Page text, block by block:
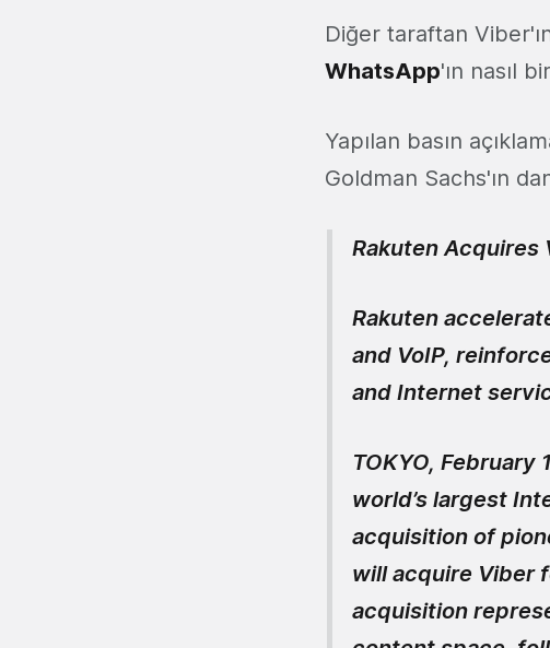
Diğer taraftan
WhatsApp'ın nasıl
Yapılan basın
Goldman Sachs'ın
Rakuten
Rakuten
and VoIP,
and Internet
TOKYO, February
world’s largest
acquisition of
will acquire Viber
acquisition